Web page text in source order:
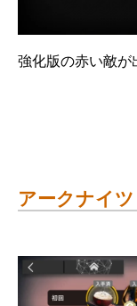
強化版の赤い敵が
アークナイ